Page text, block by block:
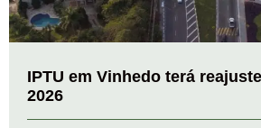
IPTU em Vinhedo terá
2026